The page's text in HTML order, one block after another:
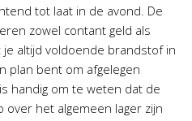
tot laat in de avond. De
zowel contant geld als
altijd voldoende brandstof in
plan bent om afgelegen
handig om te weten dat de
het algemeen lager zijn